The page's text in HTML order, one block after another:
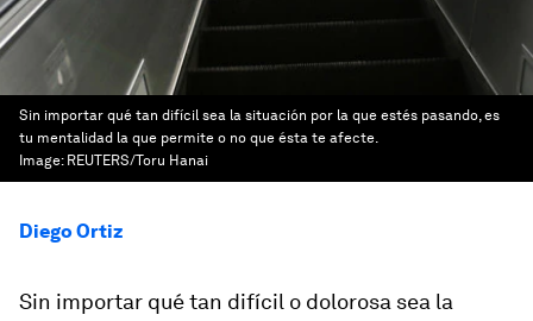
Sin importar qué tan difícil sea la situación por la que estés pasando, es
tu mentalidad la que permite o no que ésta te afecte.
Image: REUTERS/Toru Hanai
Diego Ortiz
Sin importar qué tan difícil o dolorosa sea la